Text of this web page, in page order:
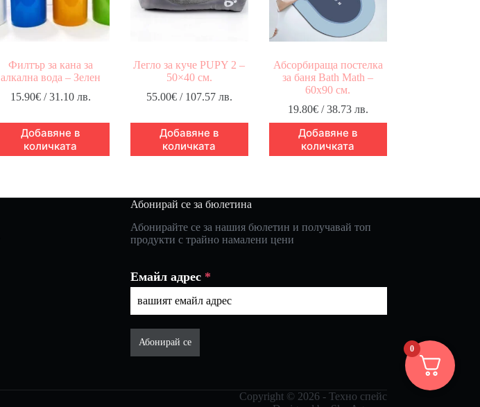
Филтър за кана за
алкална вода – Зелен
15.90€/ 31.10 лв.
Добавяне в
количката
Легло за куче PUPY 2 –
50×40 см.
55.00€/ 107.57 лв.
Добавяне в
количката
Абсорбираща постелка
за баня Bath Math –
60х90 см.
19.80€/ 38.73 лв.
Добавяне в
количката
Абонирай се за бюлетина
Абонирайте се за нашия бюлетин и получавай топ
продукти с трайно намалени цени
Емайл адрес *
Абонирай се
Copyright © 2026 - Техно спейс
0